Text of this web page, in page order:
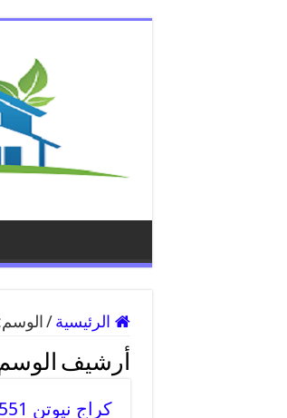
الرئيسية /
أرشيف